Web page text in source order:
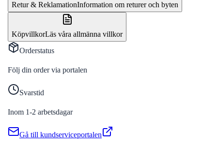
Retur & ReklamationInformation om returer och byten
KöpvillkorLäs våra allmänna villkor
Orderstatus
Följ din order via portalen
Svarstid
Inom 1-2 arbetsdagar
Gå till kundserviceportalen